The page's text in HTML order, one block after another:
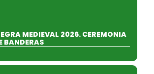
MEDIEVAL 2026. CEREMONIA
BANDERAS